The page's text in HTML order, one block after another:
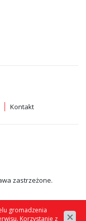
Kontakt
zastrzeżone.
gromadzenia
Korzystanie z